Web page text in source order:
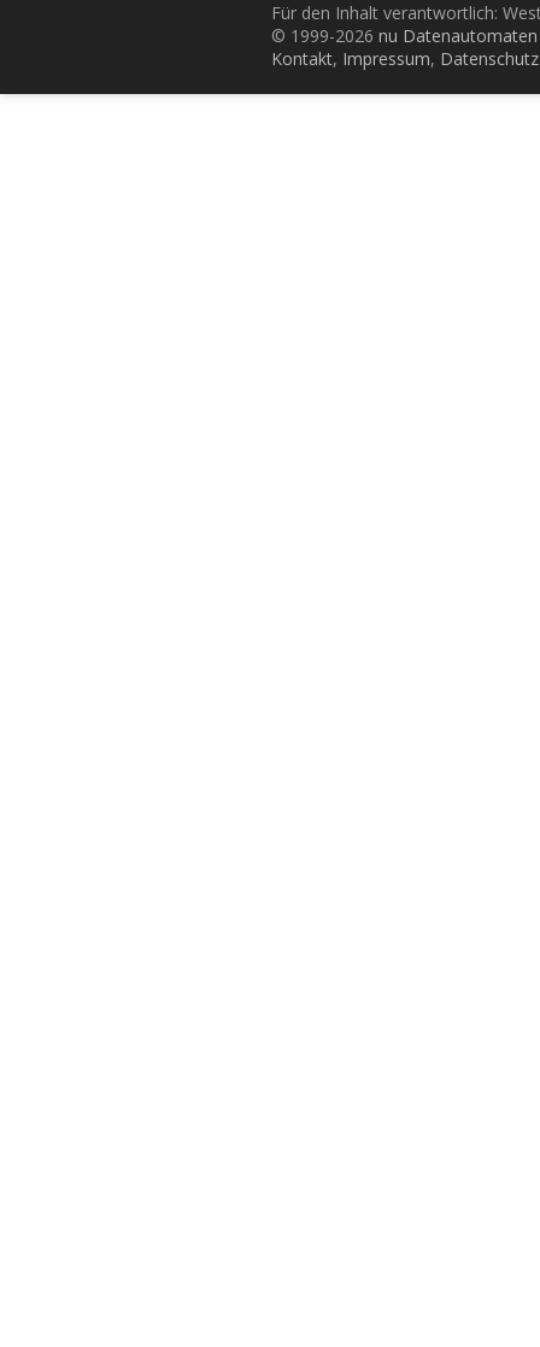
Für den Inhalt verantwortlich:
© 1999-2026 nu
Kontakt, Impressum, Datenschutz